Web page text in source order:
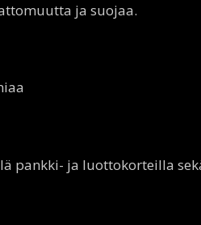
ja suojaa.
pankki- ja luottokorteilla